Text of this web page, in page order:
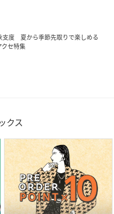
支度 夏から季節先取りで楽しめる
クセ特集
クス